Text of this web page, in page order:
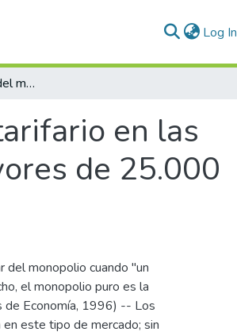
Log In
Medida de eficiencia del marco tarifario en las empresas de acueducto y alcantarillado mayores de 25.000 usuarios
en las
de 25.000
del monopolio cuando "un
el monopolio puro es la
de Economía, 1996) -- Los
este tipo de mercado; sin